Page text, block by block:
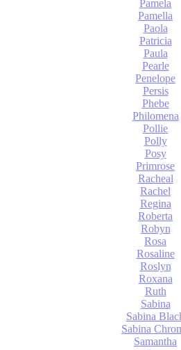
Pamela
Pamella
Paola
Patricia
Paula
Pearle
Penelope
Persis
Phebe
Philomena
Pollie
Polly
Posy
Primrose
Racheal
Rachel
Regina
Roberta
Robyn
Rosa
Rosaline
Roslyn
Roxana
Ruth
Sabina
Sabina
Sabina
Samantha